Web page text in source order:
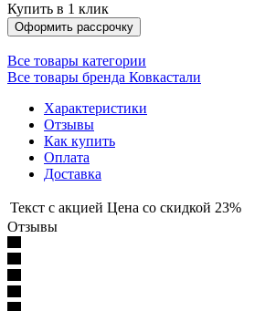
Купить в 1 клик
Оформить рассрочку
Все товары категории
Все товары бренда Ковкастали
Характеристики
Отзывы
Как купить
Оплата
Доставка
Текст с акцией Цена со скидкой 23%
Отзывы